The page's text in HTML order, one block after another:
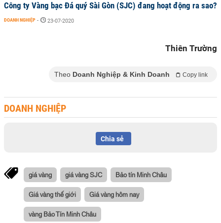
Công ty Vàng bạc Đá quý Sài Gòn (SJC) đang hoạt động ra sao?
DOANH NGHIỆP - 23-07-2020
Thiên Trường
Theo Doanh Nghiệp & Kinh Doanh Copy link
DOANH NGHIỆP
Chia sẻ
giá vàng giá vàng SJC Bảo tín Minh Châu
Giá vàng thế giới Giá vàng hôm nay
vàng Bảo Tín Minh Châu